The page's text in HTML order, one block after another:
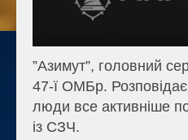
⁨”Азимут”, головний
47-ї ОМБр.
люди все активніше
із СЗЧ.